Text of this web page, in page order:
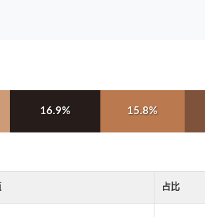
16.9% 15.8%
占比